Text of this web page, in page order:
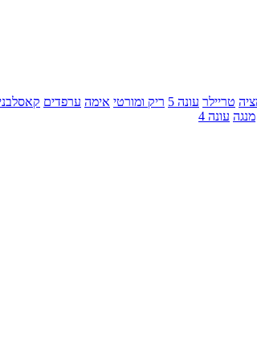
טריילר עונה 5 ריק ומורטי אימה ערפדים
מנגה עונה 4